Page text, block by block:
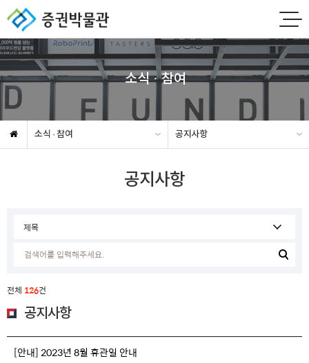
소식 · 참여
소식 · 참여 공지사항
공지사항
전체 126건
공지사항
[안내] 2023년 8월 휴관일 안내